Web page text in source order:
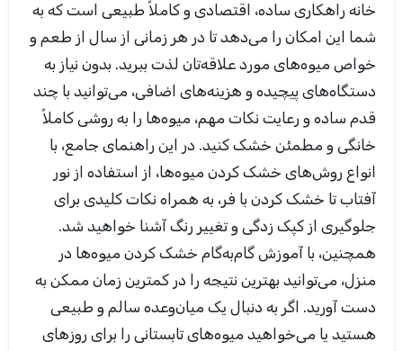
خانه راهکاری ساده، اقتصادی و کاملاً طبیعی است که به
شما این امکان را می‌دهد تا در هر زمانی از سال از طعم و
خواص میوه‌های مورد علاقه‌تان لذت ببرید. بدون نیاز به
دستگاه‌های پیچیده و هزینه‌های اضافی، می‌توانید با چند
قدم ساده و رعایت نکات مهم، میوه‌ها را به روشی کاملاً
خانگی و مطمئن خشک کنید. در این راهنمای جامع، با
انواع روش‌های خشک کردن میوه‌ها، از استفاده از نور
آفتاب تا خشک کردن با فر، به همراه نکات کلیدی برای
جلوگیری از کپک زدگی و تغییر رنگ آشنا خواهید شد.
همچنین، با آموزش گام‌به‌گام خشک کردن میوه‌ها در
منزل، می‌توانید بهترین نتیجه را در کمترین زمان ممکن به
دست آورید. اگر به دنبال یک میان‌وعده سالم و طبیعی
هستید یا می‌خواهید میوه‌های تابستانی را برای روزهای